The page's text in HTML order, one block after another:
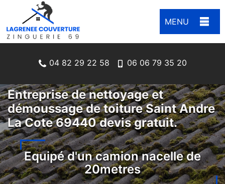
MENU
04 82 29 22 58 06 06 79 35 20
Entreprise de nettoyage et
démoussage de toiture Saint Andre
La Cote 69440 devis gratuit.
Equipé d'un camion nacelle de
20metres